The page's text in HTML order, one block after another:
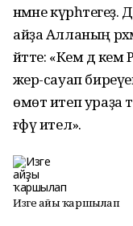
нәмәне
айҙа Алланың
әйтте: «Кем дә
әжер-сауап
өмөт итеп ураҙа
ғәфү ителә».
Изге айҙы ҡаршылап